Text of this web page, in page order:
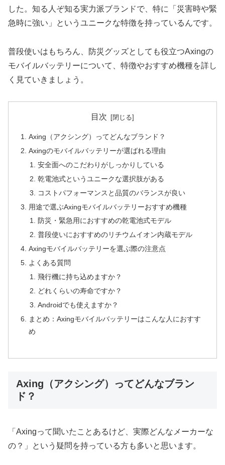
した。知る人ぞ知る実力派ブランドで、特に「災害時や緊
急時に強い」というユニークな特徴を持っているんです。
普段使いはもちろん、防災グッズとしても役立つAxingの
モバイルバッテリーについて、特徴やおすすめ機種を詳し
く見ていきましょう。
目次
Axing（アクシング）ってどんなブランド？
Axingのモバイルバッテリーが選ばれる理由
安全面へのこだわりがしっかりしている
乾電池式というユニークな選択肢がある
コストパフォーマンスと品質のバランスが良い
用途で選ぶAxingモバイルバッテリーおすすめ機種
防災・緊急用におすすめの乾電池式モデル
普段使いにおすすめのリチウムイオン内蔵モデル
Axingモバイルバッテリーを選ぶ際の注意点
よくある質問
飛行機に持ち込めますか？
どれくらいの寿命ですか？
Androidでも使えますか？
まとめ：Axingモバイルバッテリーはこんな人におすす
め
Axing（アクシング）ってどんなブラン
ド？
「Axingって聞いたことあるけど、実際どんなメーカーな
の？」という疑問を持っている方も多いと思います。